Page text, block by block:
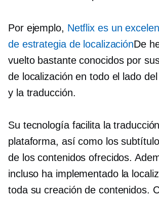
Por ejemplo, Netflix es un
de estrategia de localizaciónDe
vuelto bastante conocidos por
de localización en todo el lado
y la traducción.
Su tecnología facilita la
plataforma, así como los
de los contenidos ofrecidos.
incluso ha implementado la
toda su creación de contenidos.